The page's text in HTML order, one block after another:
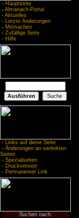
- Hauptseite
- Almanach-Portal
- Aktuelles
- Letzte Änderungen
- Mitmachen
- Zufällige Seite
- Hilfe
- Links auf diese Seite
- Änderungen an verlinkten
Seiten
- Spezialseiten
- Druckversion
- Permanenter Link
Suchen nach: